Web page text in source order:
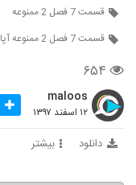
قسمت 7 فصل 2 ممنوعه
قسمت 7 فصل 2 ممنوعه آپارات
۶۵۴
maloos
۱۲ اسفند ۱۳۹۷
دانلود بیشتر